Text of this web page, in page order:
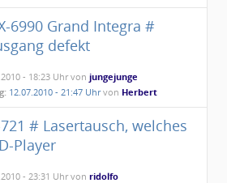
6990 Grand Integra #
defekt
- 18:23 Uhr vonjungejunge
12.07.2010 - 21:47 Uhrvon Herbert
# Lasertausch, welches
Player
- 23:31 Uhr vonridolfo